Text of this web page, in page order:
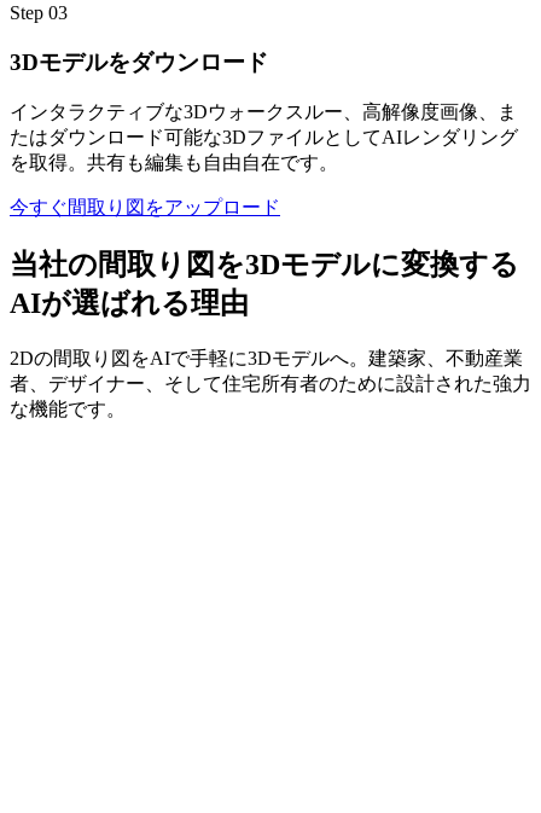
Step 03
3Dモデルをダウンロード
インタラクティブな3Dウォークスルー、高解像度画像、ま
たはダウンロード可能な3DファイルとしてAIレンダリング
を取得。共有も編集も自由自在です。
今すぐ間取り図をアップロード
当社の間取り図を3Dモデルに変換する
AIが選ばれる理由
2Dの間取り図をAIで手軽に3Dモデルへ。建築家、不動産業
者、デザイナー、そして住宅所有者のために設計された強力
な機能です。